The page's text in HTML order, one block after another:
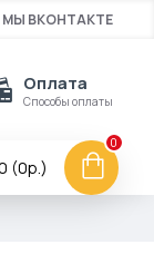
МЫ ВКОНТАКТЕ
Оплата
Способы оплаты
(0р.)
0